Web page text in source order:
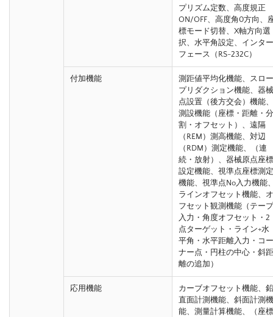
プリズム定数、高度規正
ON/OFF、高度角0方向、
標モード切替、X軸方向選
択、水平角設定、インター
フェース（RS-232C）
付加機能
測距値平均化機能、スロー
プリダクション機能、器械
点設置（後方交会）機能、
測設機能（座標・距離・分
割・オフセット）、遠隔
（REM）測高機能、対辺
（RDM）測定機能、（連
続・放射）、器械原点座標
設定機能、視準点座標測定
機能、視準点No入力機能
ラインオフセット機能、オ
フセット観測機能（テープ
入力・角度オフセット・2
点ターゲット・ライン+水
平角・水平距離入力・コー
ナー点・円柱の中心・斜距
離の追加）
応用機能
カーブオフセット機能、鉛
直面計測機能、斜面計測機
能、測量計算機能、（座標